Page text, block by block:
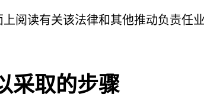
阅读有关该法律和其他推动负责任业
采取的步骤